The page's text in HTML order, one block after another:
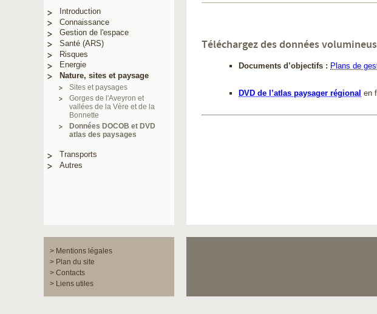
Introduction
Connaissance
Gestion de l'espace
Santé (ARS)
Risques
Energie
Nature, sites et paysage
Sites et paysages
Gorges de l'Aveyron et
vallées de la Vère et de la
Bonnette
Données DOCOB et DVD
atlas des paysages
Transports
Autres
Téléchargez des données
Documents d’objectifs : Plans de
DVD de l’atlas paysager régional en
> Mentions légales
> Plan du site
> Contacts
> Liens utiles